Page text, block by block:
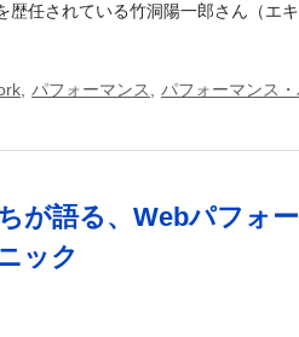
歴任されている竹洞陽一郎さん（エキ
パフォーマンス パフォーマンス
が語る、Webパフォー
ック